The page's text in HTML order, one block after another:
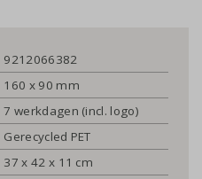
9212066382
160 x 90 mm
7 werkdagen (incl. logo)
Gerecycled PET
37 x 42 x 11 cm